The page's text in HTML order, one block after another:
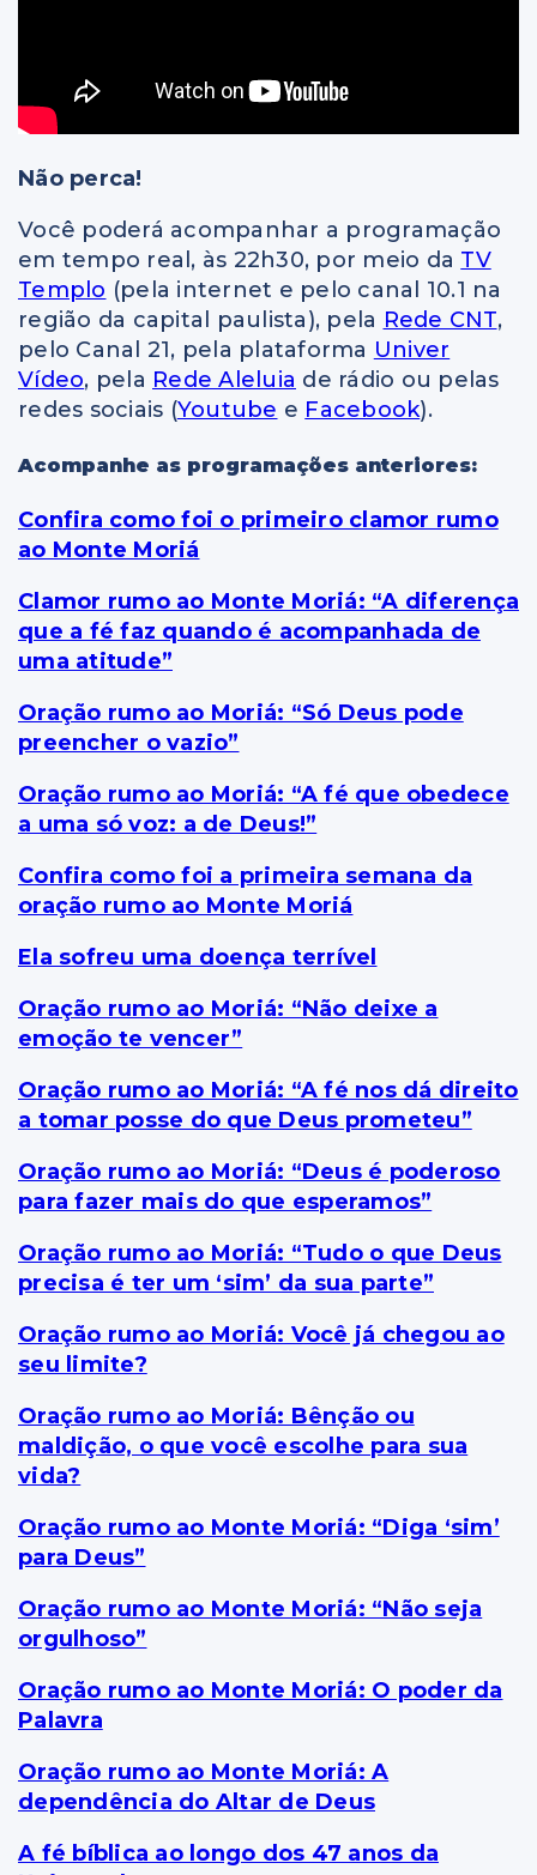
Não perca!
Você poderá acompanhar a programação
em tempo real, às 22h30, por meio da TV
Templo (pela internet e pelo canal 10.1 na
região da capital paulista), pela Rede CNT,
pelo Canal 21, pela plataforma Univer
Vídeo, pela Rede Aleluia de rádio ou pelas
redes sociais (Youtube e Facebook).
Acompanhe as programações anteriores:
Confira como foi o primeiro clamor rumo
ao Monte Moriá
Clamor rumo ao Monte Moriá: “A diferença
que a fé faz quando é acompanhada de
uma atitude”
Oração rumo ao Moriá: “Só Deus pode
preencher o vazio”
Oração rumo ao Moriá: “A fé que obedece
a uma só voz: a de Deus!”
Confira como foi a primeira semana da
oração rumo ao Monte Moriá
Ela sofreu uma doença terrível
Oração rumo ao Moriá: “Não deixe a
emoção te vencer”
Oração rumo ao Moriá: “A fé nos dá direito
a tomar posse do que Deus prometeu”
Oração rumo ao Moriá: “Deus é poderoso
para fazer mais do que esperamos”
Oração rumo ao Moriá: “Tudo o que Deus
precisa é ter um ‘sim’ da sua parte”
Oração rumo ao Moriá: Você já chegou ao
seu limite?
Oração rumo ao Moriá: Bênção ou
maldição, o que você escolhe para sua
vida?
Oração rumo ao Monte Moriá: “Diga ‘sim’
para Deus”
Oração rumo ao Monte Moriá: “Não seja
orgulhoso”
Oração rumo ao Monte Moriá: O poder da
Palavra
Oração rumo ao Monte Moriá: A
dependência do Altar de Deus
A fé bíblica ao longo dos 47 anos da